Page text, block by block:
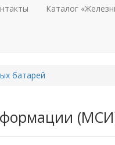
Каталог
батарей